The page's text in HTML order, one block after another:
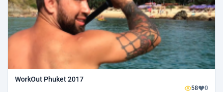
WorkOut Phuket 2017
58 0